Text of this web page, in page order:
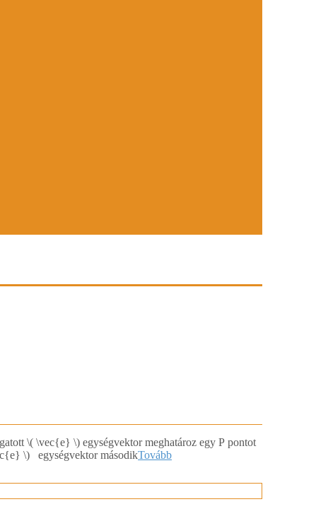
​\( \vec{e} \) egységvektor meghatároz egy P pontot
\) egységvektor másodikTovább